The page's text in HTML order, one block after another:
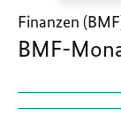
Finanzen
BMF-